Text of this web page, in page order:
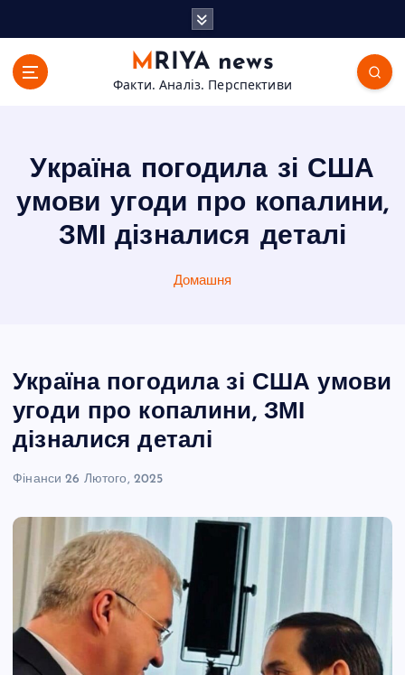
MRIYA news
Факти. Аналіз. Перспективи
Україна погодила зі США
умови угоди про копалини,
ЗМІ дізналися деталі
Домашня
Україна погодила зі США умови
угоди про копалини, ЗМІ
дізналися деталі
Фінанси 26 Лютого, 2025